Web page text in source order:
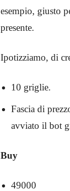
esempio, giusto
presente.
Ipotizziamo, di
10 griglie.
Fascia di
avviato il bot
Buy
49000